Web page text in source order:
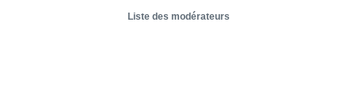
Liste des modérateurs